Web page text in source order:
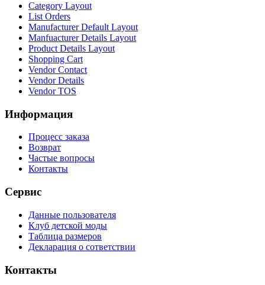
Category Layout
List Orders
Manufacturer Default Layout
Manfuacturer Details Layout
Product Details Layout
Shopping Cart
Vendor Contact
Vendor Details
Vendor TOS
Информация
Процесс заказа
Возврат
Частые вопросы
Контакты
Сервис
Данные пользователя
Клуб детской моды
Таблица размеров
Декларация о сответствии
Контакты